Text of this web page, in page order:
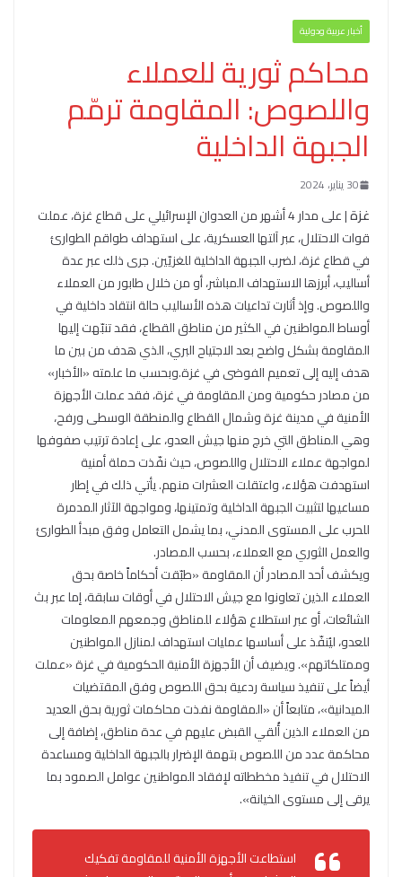
أخبار عربية ودولية
محاكم ثورية للعملاء
واللصوص: المقاومة ترمّم
الجبهة الداخلية
30 يناير، 2024
غزة
| على مدار 4 أشهر من العدوان الإسرائيلي على قطاع غزة، عملت
قوات الاحتلال، عبر آلتها العسكرية، على استهداف طواقم الطوارئ
في قطاع غزة، لضرب الجبهة الداخلية للغزيّين. جرى ذلك عبر عدة
أساليب، أبرزها الاستهداف المباشر، أو من خلال طابور من العملاء
واللصوص. وإذ أثارت تداعيات هذه الأساليب حالة انتقاد داخلية في
أوساط المواطنين في الكثير من مناطق القطاع، فقد تنبّهت إليها
المقاومة بشكل واضح بعد الاجتياح البري، الذي هدف من بين ما
هدف إليه إلى تعميم الفوضى في غزة.وبحسب ما علمته «الأخبار»
من مصادر حكومية ومن المقاومة في غزة، فقد عملت الأجهزة
الأمنية في مدينة غزة وشمال القطاع والمنطقة الوسطى ورفح،
وهي المناطق التي خرج منها جيش العدو، على إعادة ترتيب صفوفها
لمواجهة عملاء الاحتلال واللصوص، حيث نفّذت حملة أمنية
استهدفت هؤلاء، واعتقلت العشرات منهم. يأتي ذلك في إطار
مساعيها لتثبيت الجبهة الداخلية وتمتينها، ومواجهة الآثار المدمرة
للحرب على المستوى المدني، بما يشمل التعامل وفق مبدأ الطوارئ
والعمل الثوري مع العملاء، بحسب المصادر.
ويكشف أحد المصادر أن المقاومة «طبّقت أحكاماً خاصة بحق
العملاء الذين تعاونوا مع جيش الاحتلال في أوقات سابقة، إما عبر بث
الشائعات، أو عبر استطلاع هؤلاء للمناطق وجمعهم المعلومات
للعدو، ليُنفّذ على أساسها عمليات استهداف لمنازل المواطنين
وممتلكاتهم». ويضيف أن الأجهزة الأمنية الحكومية في غزة «عملت
أيضاً على تنفيذ سياسة ردعية بحق اللصوص وفق المقتضيات
الميدانية»، متابعاً أن «المقاومة نفذت محاكمات ثورية بحق العديد
من العملاء الذين أُلقي القبض عليهم في عدة مناطق، إضافة إلى
محاكمة عدد من اللصوص بتهمة الإضرار بالجبهة الداخلية ومساعدة
الاحتلال في تنفيذ مخططاته لإفقاد المواطنين عوامل الصمود بما
يرقى إلى مستوى الخيانة».
استطاعت الأجهزة الأمنية للمقاومة تفكيك